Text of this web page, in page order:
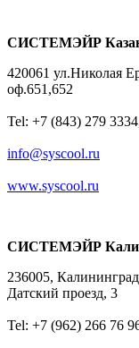
СИСТЕМЭЙР
420061 ул.Николая
оф.651,652
Tel: +7 (843) 279
info@syscool.ru
www.syscool.ru
СИСТЕМЭЙР
236005,
Датский проезд, 3
Tel: +7 (962) 266 76